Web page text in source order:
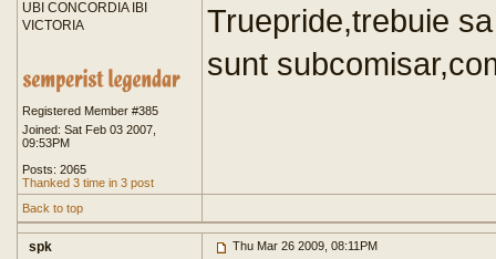
UBI CONCORDIA IBI
VICTORIA
Registered Member #385
Joined: Sat Feb 03 2007,
09:53PM
Posts: 2065
Thanked 3 time in 3 post
Truepride,trebuie
sunt
Back to top
spk Thu Mar 26 2009, 08:11PM